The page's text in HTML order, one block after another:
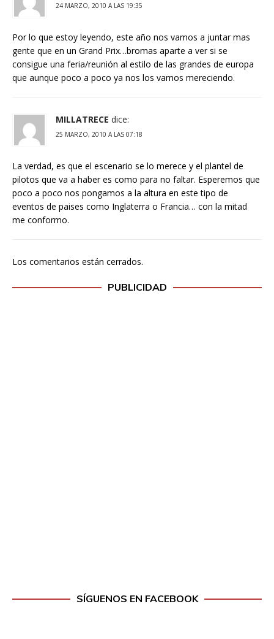
24 MARZO, 2010 A LAS 19:35
Por lo que estoy leyendo, este año nos vamos a juntar mas
gente que en un Grand Prix…bromas aparte a ver si se
consigue una feria/reunión al estilo de las grandes de europa
que aunque poco a poco ya nos los vamos mereciendo.
MILLATRECE dice:
25 MARZO, 2010 A LAS 07:18
La verdad, es que el escenario se lo merece y el plantel de
pilotos que va a haber es como para no faltar. Esperemos que
poco a poco nos pongamos a la altura en este tipo de
eventos de paises como Inglaterra o Francia… con la mitad
me conformo.
Los comentarios están cerrados.
PUBLICIDAD
SÍGUENOS EN FACEBOOK